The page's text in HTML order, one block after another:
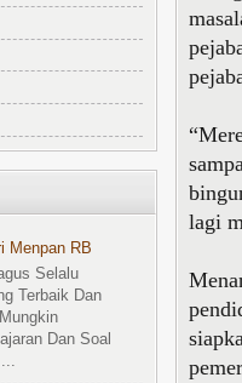
lagi
Menpan RB
Selalu
Terbaik Dan
Dan Soal